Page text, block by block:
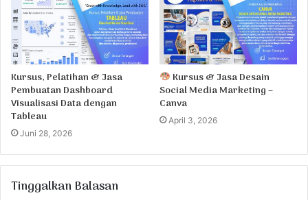
Kursus, Pelatihan & Jasa
Pembuatan Dashboard
Visualisasi Data dengan
Tableau
Juni 28, 2026
Kursus & Jasa Desain
Social Media Marketing –
Canva
April 3, 2026
Tinggalkan Balasan